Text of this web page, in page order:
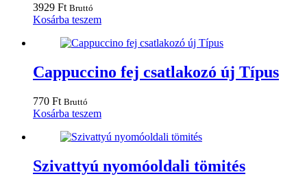
3929 Ft Bruttó
Kosárba teszem
Cappuccino fej csatlakozó új Típus
770 Ft Bruttó
Kosárba teszem
Szivattyú nyomóoldali tömités